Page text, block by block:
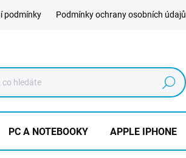
podmínky Podmínky ochrany osobních údajů
Hledat
PC A NOTEBOOKY APPLE IPHONE